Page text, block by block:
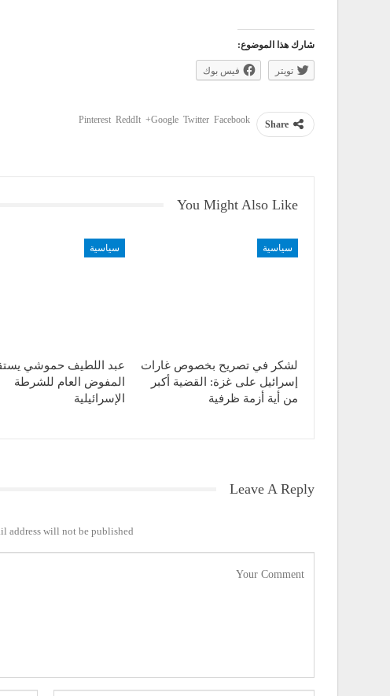
شارك هذا الموضوع:
تويتر فيس بوك
Share
Facebook
Twitter
Google+
ReddIt
Pinterest
You Might Also Like
سياسية
لشكر في تصريح بخصوص غارات
إسرائيل على غزة: القضية أكبر
من أية أزمة ظرفية
سياسية
عبد اللطيف حموشي
المفوض العام للشرطة
الإسرائيلية
Leave A Reply
address will not be published.